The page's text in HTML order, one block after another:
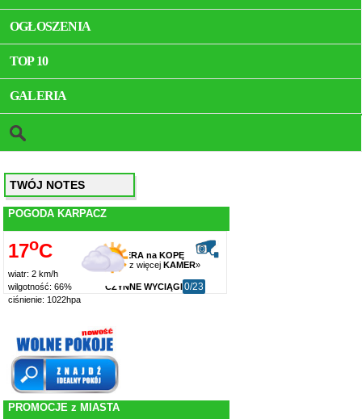
OGŁOSZENIA
TOP 10
GALERIA
TWÓJ NOTES
POGODA KARPACZ
17oC
wiatr: 2 km/h
wilgotność: 66%
ciśnienie: 1022hpa
KAMERA na KOPĘ
zobacz więcej KAMER»
CZYNNE WYCIĄGI0/23
PROMOCJE z MIASTA